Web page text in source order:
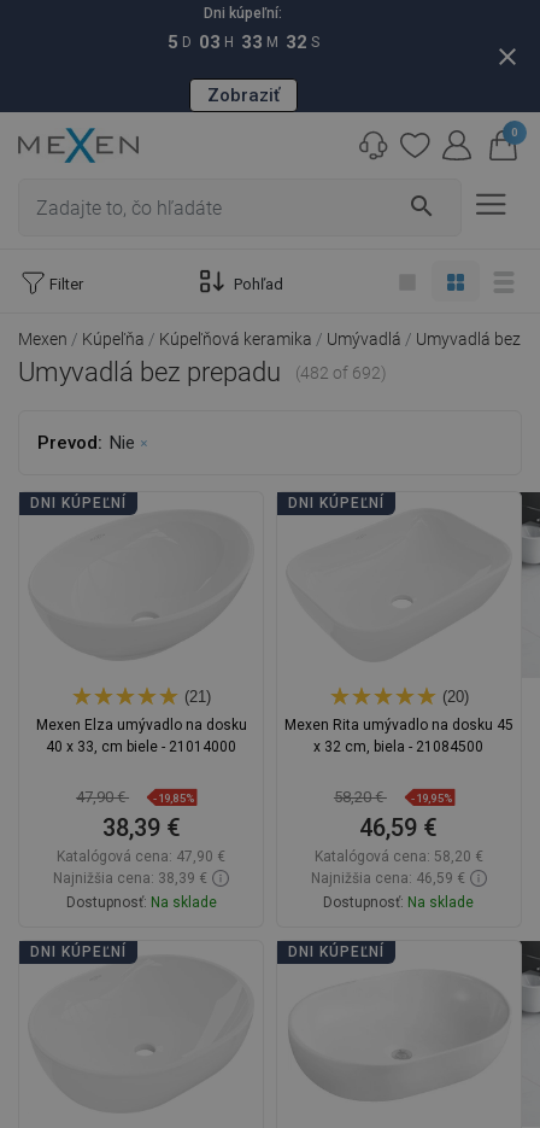
Dni kúpeľní:
5 D 03 H 33 M 31 S
Zobraziť
close
search
0
Filter Pohľad
Mexen Kúpeľňa Kúpeľňová keramika Umývadlá Umyvadlá bez
Umyvadlá bez prepadu (482 of 692)
Prevod: Nie
DNI KÚPEĽNÍ
(21)
Mexen Elza umývadlo na dosku
40 x 33, cm biele - 21014000
47,90 € -19,85%
38,39 €
Katalógová cena: 47,90 €
Najnižšia cena: 38,39 €
Dostupnosť: Na sklade
Do košíka
DNI KÚPEĽNÍ
(20)
Mexen Rita umývadlo na dosku 45
x 32 cm, biela - 21084500
58,20 € -19,95%
46,59 €
Katalógová cena: 58,20 €
Najnižšia cena: 46,59 €
Dostupnosť: Na sklade
Do košíka
DNI KÚPEĽNÍ DNI KÚPEĽNÍ